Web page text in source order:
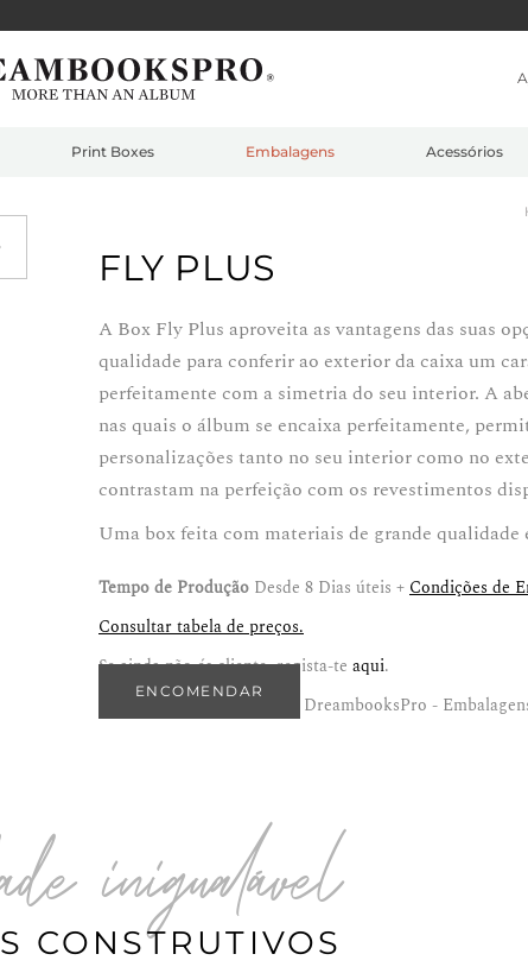
Print Boxes Embalagens Acessórios
FLY PLUS
A Box Fly Plus aproveita as vantagens das suas
qualidade para conferir ao exterior da caixa um
perfeitamente com a simetria do seu interior. A
nas quais o álbum se encaixa perfeitamente,
personalizações tanto no seu interior como no
contrastam na perfeição com os revestimentos
Uma box feita com materiais de grande qualidade
Tempo de Produção Desde 8 Dias úteis + Condições de
Consultar tabela de preços.
Se ainda não és cliente, regista-te aqui.
DreambooksPro -
ENCOMENDAR
inigualável
CONSTRUTIVOS